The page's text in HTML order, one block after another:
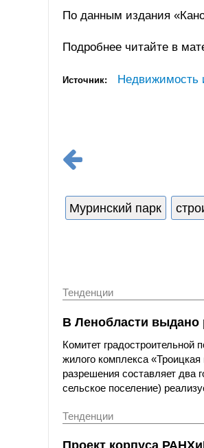
По данным издания
Подробнее читайте в
Источник: Недвижимость
Муринский парк
Тенденции
В Ленобласти выдано
Комитет градостроительной
жилого комплекса
разрешения составляет два
сельское поселение)
Тенденции
Проект корпуса